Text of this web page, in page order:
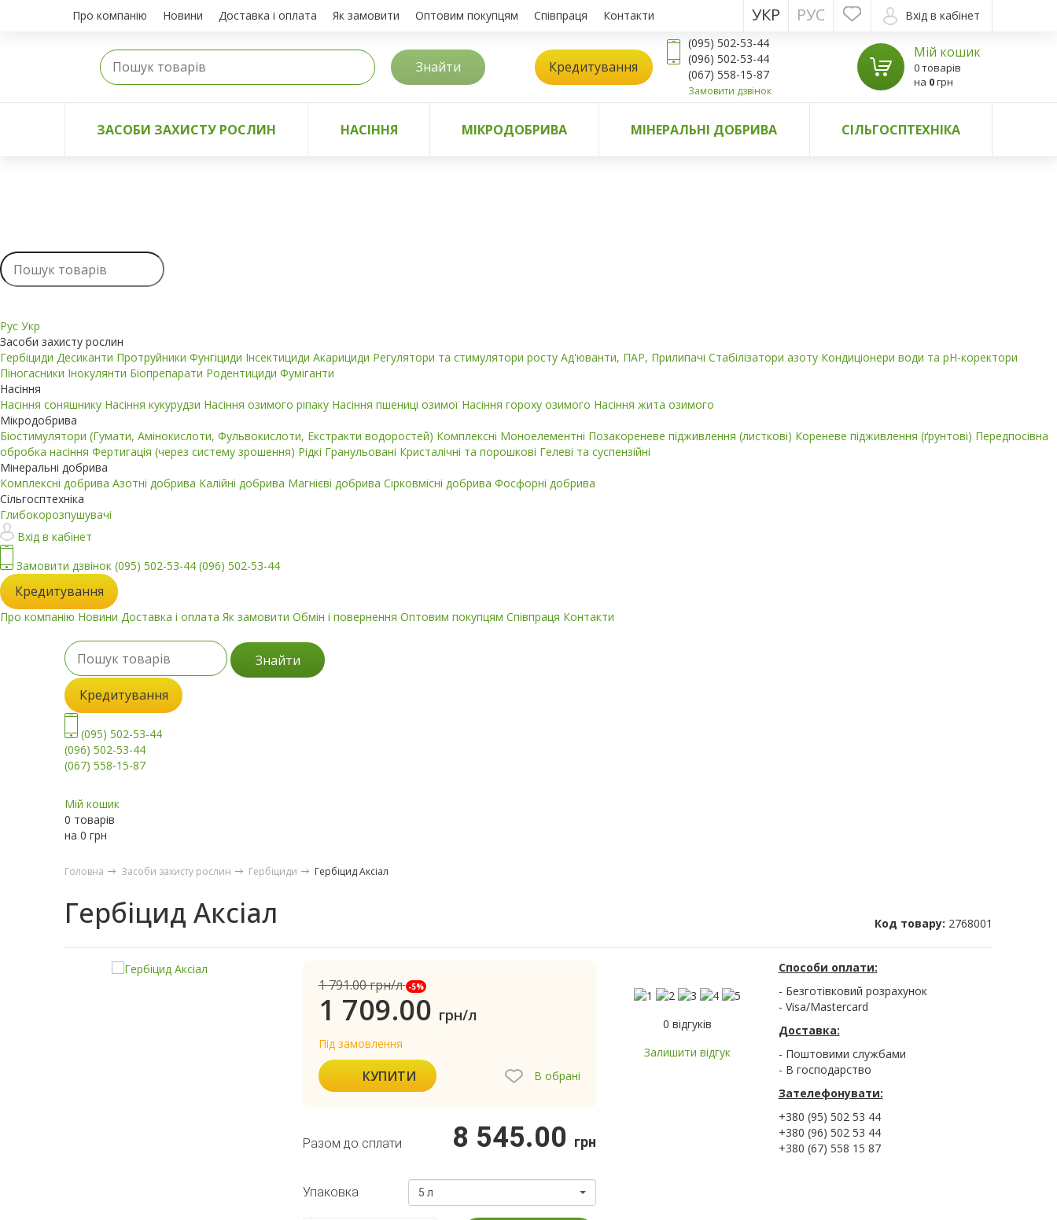
Про компанію Новини Доставка і оплата Як замовити Оптовим покупцям Співпраця Контакти Вхід в кабінет
РУС
УКР
Знайти Кредитування
(095) 502-53-44
(096) 502-53-44
(067) 558-15-87
Замовити дзвінок
Мій кошик
0 товарів
на 0грн
ЗАСОБИ ЗАХИСТУ РОСЛИН НАСІННЯ МІКРОДОБРИВА МІНЕРАЛЬНІ ДОБРИВА СІЛЬГОСПТЕХНІКА
Рус Укр
Засоби захисту рослин
Гербіциди Десиканти Протруйники Фунгіциди Інсектициди Акарициди Регулятори та стимулятори росту Ад'юванти, ПАР, Прилипачі Стабілізатори азоту Кондиціонери води та pH-коректори
Піногасники Інокулянти Біопрепарати Родентициди Фуміганти
Насіння
Насіння соняшнику Насіння кукурудзи Насіння озимого ріпаку Насіння пшениці озимої Насіння гороху озимого Насіння жита озимого
Мікродобрива
Біостимулятори (Гумати, Амінокислоти, Фульвокислоти, Екстракти водоростей) Комплексні Моноелементні Позакореневе підживлення (листкові) Кореневе підживлення (ґрунтові) Передпосівна
обробка насіння Фертигація (через систему зрошення) Рідкі Гранульовані Кристалічні та порошкові Гелеві та суспензійні
Мінеральні добрива
Комплексні добрива Азотні добрива Калійні добрива Магнієві добрива Сірковмісні добрива Фосфорні добрива
Сільгосптехніка
Глибокорозпушувачі
Вхід в кабінет
Замовити дзвінок (095) 502-53-44 (096) 502-53-44
Кредитування
Про компанію Новини Доставка і оплата Як замовити Обмін і повернення Оптовим покупцям Співпраця Контакти
Знайти
Кредитування
(095) 502-53-44
(096) 502-53-44
(067) 558-15-87
Мій кошик
0 товарів
на 0 грн
Головна Засоби захисту рослин Гербіциди Гербіцид Аксіал
Гербіцид Аксіал Код товару: 2768001
1 791.00грн/л -5%
1 709.00 грн/л
Під замовлення
КУПИТИ В обрані
Разом до сплати 8 545.00 грн
Упаковка 5 л
0 відгуків
Залишити відгук
Способи оплати:
- Безготівковий розрахунок
- Visa/Mastercard
Доставка:
- Поштовими службами
- В господарство
Зателефонувати:
+380 (95) 502 53 44
+380 (96) 502 53 44
+380 (67) 558 15 87